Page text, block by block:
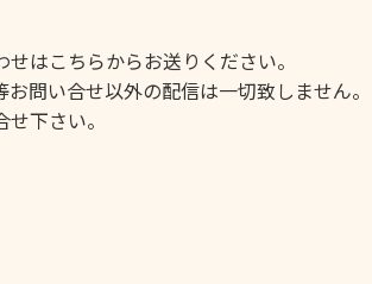
はこちらからお送りください。
問い合せ以外の配信は一切致しません。
下さい。